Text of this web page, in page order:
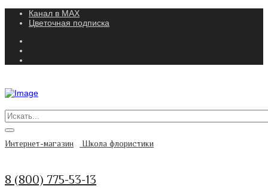
Канал в MAX
Цветочная подписка
Интернет-магазин Школа флористики
8 (800) 775-53-13